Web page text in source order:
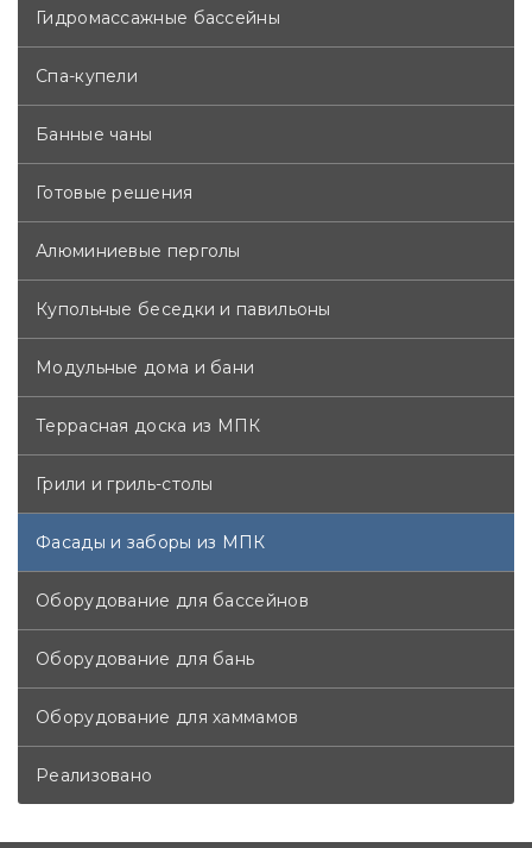
Гидромассажные бассейны
Спа-купели
Банные чаны
Готовые решения
Алюминиевые перголы
Купольные беседки и павильоны
Модульные дома и бани
Террасная доска из МПК
Грили и гриль-столы
Фасады и заборы из МПК
Оборудование для бассейнов
Оборудование для бань
Оборудование для хаммамов
Реализовано